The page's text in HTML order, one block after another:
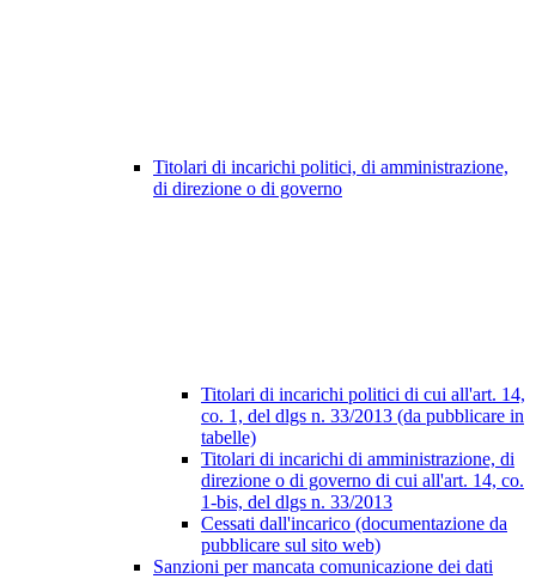
Titolari di incarichi politici, di amministrazione,
di direzione o di governo
Titolari di incarichi politici di cui all'art. 14,
co. 1, del dlgs n. 33/2013 (da pubblicare in
tabelle)
Titolari di incarichi di amministrazione, di
direzione o di governo di cui all'art. 14, co.
1-bis, del dlgs n. 33/2013
Cessati dall'incarico (documentazione da
pubblicare sul sito web)
Sanzioni per mancata comunicazione dei dati